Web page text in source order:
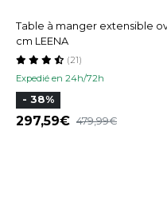
Table à manger extensible
cm LEENA
Expedié en 24h/72h
(21)
- 38%
297,59 479,99